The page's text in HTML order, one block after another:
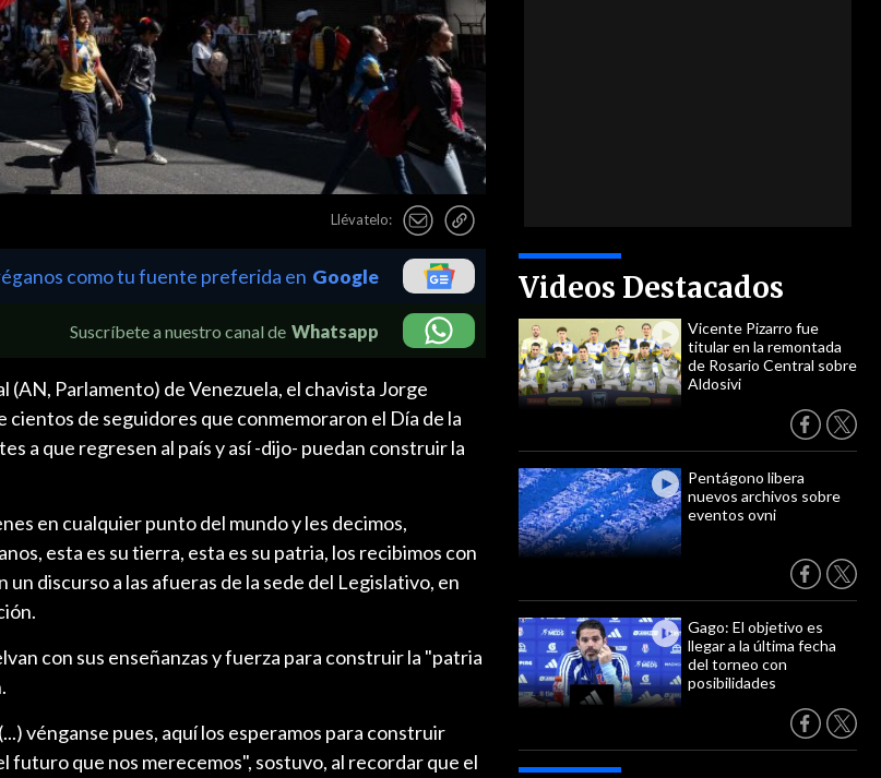
Llévatelo:
Videos Destacados
Vicente Pizarro fue
titular en la remontada
de Rosario Central sobre
Aldosivi
Pentágono libera
nuevos archivos sobre
eventos ovni
Gago: El objetivo es
llegar a la última fecha
del torneo con
posibilidades
como tu fuente preferida en Google
Suscríbete a nuestro canal de Whatsapp
(AN, Parlamento) de Venezuela, el chavista Jorge
de seguidores que conmemoraron el Día de la
a que regresen al país y así -dijo- puedan construir la
en cualquier punto del mundo y les decimos,
esta es su tierra, esta es su patria, los recibimos con
un discurso a las afueras de la sede del Legislativo, en
con sus enseñanzas y fuerza para construir la "patria
vénganse pues, aquí los esperamos para construir
futuro que nos merecemos", sostuvo, al recordar que el